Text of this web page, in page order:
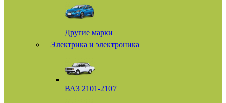
Другие марки
Электрика и электроника
ВАЗ 2101-2107